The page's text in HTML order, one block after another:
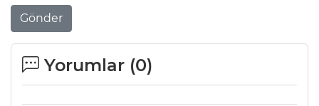
Gönder
Yorumlar (0)